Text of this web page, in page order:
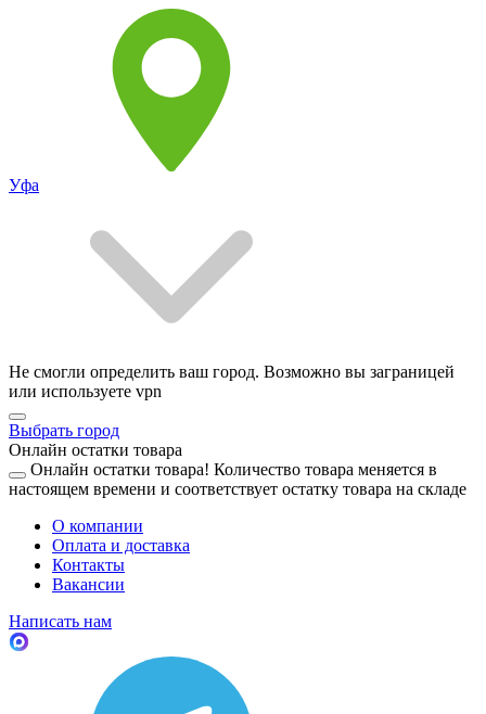
Уфа
Не смогли определить ваш город. Возможно вы заграницей
или используете vpn
Выбрать город
Онлайн остатки товара
Онлайн остатки товара! Количество товара меняется в
настоящем времени и соответствует остатку товара на складе
О компании
Оплата и доставка
Контакты
Вакансии
Написать нам